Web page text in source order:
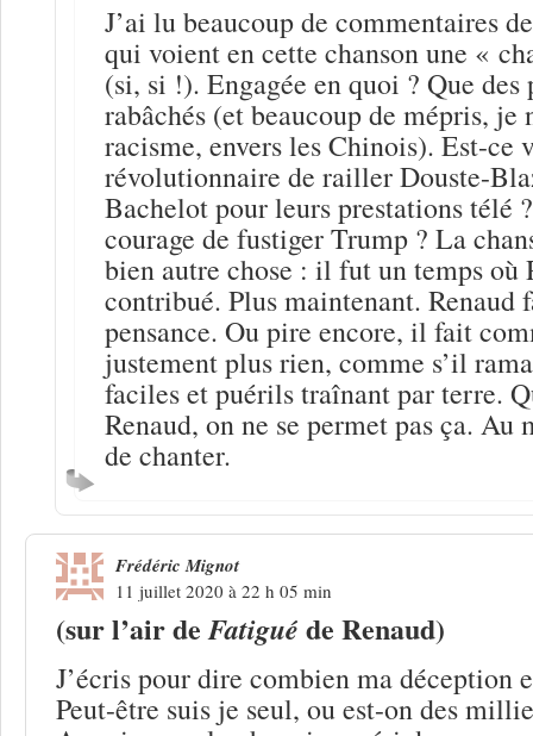
J’ai lu beaucoup de commentaires
qui voient en cette chanson une «
(si, si !). Engagée en quoi ? Que
rabâchés (et beaucoup de mépris, je
racisme, envers les Chinois). Est-ce
révolutionnaire de railler Douste-
Bachelot pour leurs prestations télé
courage de fustiger Trump ? La
bien autre chose : il fut un temps où
contribué. Plus maintenant. Renaud
pensance. Ou pire encore, il fait
justement plus rien, comme s’il
faciles et puérils traînant par terre.
Renaud, on ne se permet pas ça. Au
de chanter.
Frédéric Mignot
11 juillet 2020 à 22 h 05 min
(sur l’air deFatigué de Renaud)
J’écris pour dire combien ma déception
Peut-être suis je seul, ou est-on des